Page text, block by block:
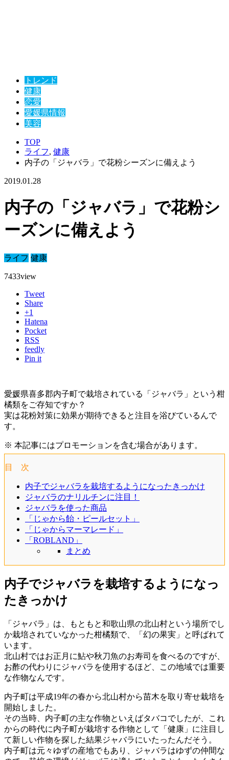
トレンド
健康
恋愛
愛媛県情報
美容
TOP
ライフ, 健康
内子の「ジャバラ」で花粉シーズンに備えよう
2019.01.28
内子の「ジャバラ」で花粉シ
ーズンに備えよう
ライフ 健康
7433view
Tweet
Share
+1
Hatena
Pocket
RSS
feedly
Pin it
愛媛県喜多郡内子町で栽培されている「ジャバラ」という柑
橘類をご存知ですか？
実は花粉対策に効果が期待できると注目を浴びているんで
す。
※ 本記事にはプロモーションを含む場合があります。
目 次
内子でジャバラを栽培するようになったきっかけ
ジャバラのナリルチンに注目！
ジャバラを使った商品
「じゃから飴・ピールセット」
「じゃからマーマレード」
「ROBLAND」
まとめ
内子でジャバラを栽培するようになっ
たきっかけ
「ジャバラ」は、もともと和歌山県の北山村という場所でし
か栽培されていなかった柑橘類で、「幻の果実」と呼ばれて
います。
北山村ではお正月に鮎や秋刀魚のお寿司を食べるのですが、
お酢の代わりにジャバラを使用するほど、この地域では重要
な作物なんです。
内子町は平成19年の春から北山村から苗木を取り寄せ栽培を
開始しました。
その当時、内子町の主な作物といえばタバコでしたが、これ
からの時代に内子町が栽培する作物として「健康」に注目し
て新しい作物を探した結果ジャバラにいたったんだそう。
内子町は元々ゆずの産地でもあり、ジャバラはゆずの仲間な